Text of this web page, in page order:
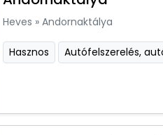
Heves » Andornaktálya
Hasznos Autófelszerelés,